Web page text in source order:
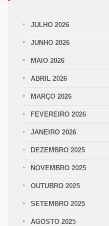
JULHO 2026
JUNHO 2026
MAIO 2026
ABRIL 2026
MARÇO 2026
FEVEREIRO 2026
JANEIRO 2026
DEZEMBRO 2025
NOVEMBRO 2025
OUTUBRO 2025
SETEMBRO 2025
AGOSTO 2025